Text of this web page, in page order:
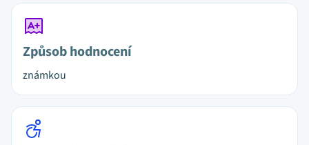
Způsob hodnocení
známkou